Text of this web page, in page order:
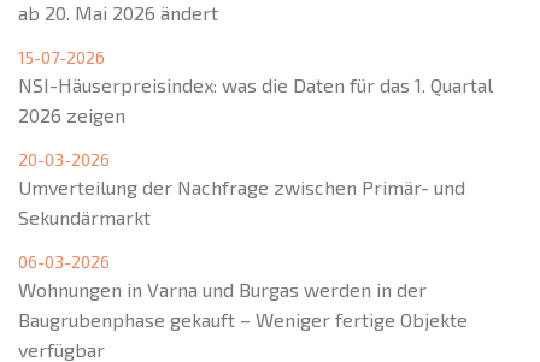
ab 20. Mai 2026 ändert
15-07-2026
NSI-Häuserpreisindex: was die Daten für das 1. Quartal
2026 zeigen
20-03-2026
Umverteilung der Nachfrage zwischen Primär- und
Sekundärmarkt
06-03-2026
Wohnungen in Varna und Burgas werden in der
Baugrubenphase gekauft – Weniger fertige Objekte
verfügbar